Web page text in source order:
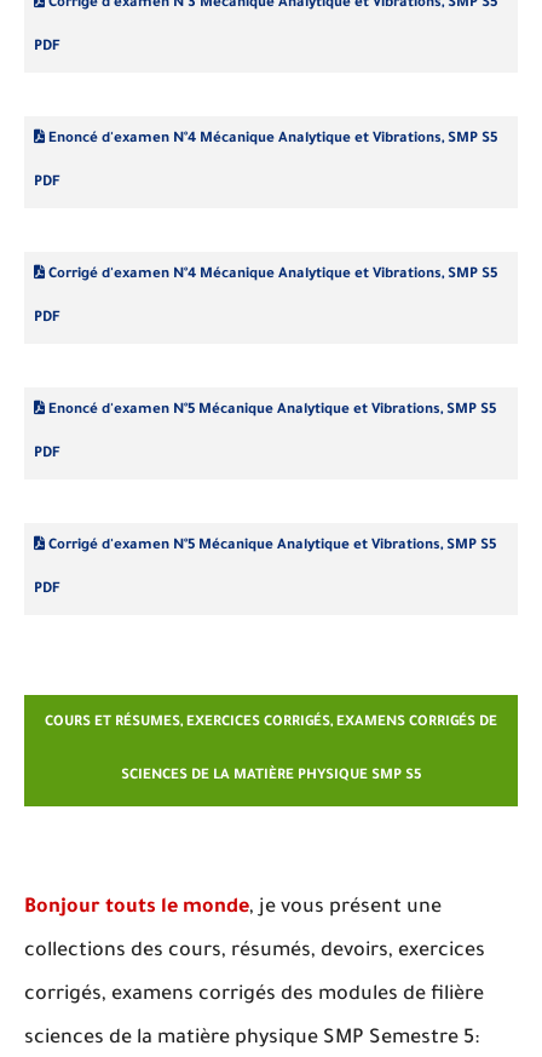
Corrigé d'examen N°3 Mécanique Analytique et Vibrations, SMP S5
PDF
Enoncé d'examen N°4 Mécanique Analytique et Vibrations, SMP S5
PDF
Corrigé d'examen N°4 Mécanique Analytique et Vibrations, SMP S5
PDF
Enoncé d'examen N°5 Mécanique Analytique et Vibrations, SMP S5
PDF
Corrigé d'examen N°5 Mécanique Analytique et Vibrations, SMP S5
PDF
COURS ET RÉSUMES, EXERCICES CORRIGÉS, EXAMENS CORRIGÉS DE
SCIENCES DE LA MATIÈRE PHYSIQUE SMP S5
Bonjour touts le monde, je vous présent une
collections des cours, résumés, devoirs, exercices
corrigés, examens corrigés des modules de filière
sciences de la matière physique SMP Semestre 5: